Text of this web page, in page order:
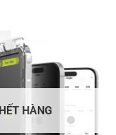
HẾT HÀNG